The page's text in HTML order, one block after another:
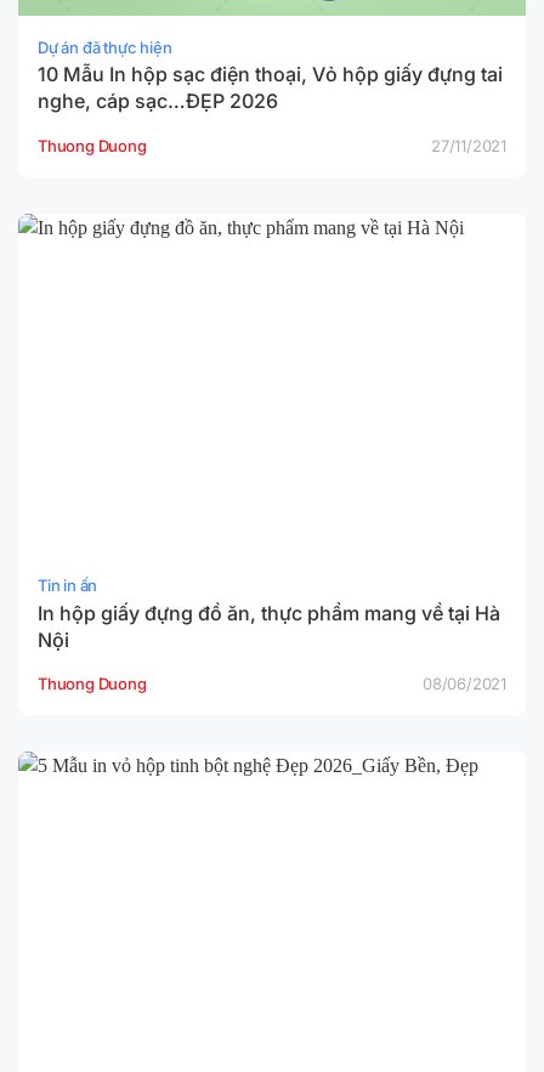
Dự án đã thực hiện
10 Mẫu In hộp sạc điện thoại, Vỏ hộp giấy đựng tai
nghe, cáp sạc…ĐẸP 2026
Thuong Duong 27/11/2021
Tin in ấn
In hộp giấy đựng đồ ăn, thực phẩm mang về tại Hà
Nội
Thuong Duong 08/06/2021